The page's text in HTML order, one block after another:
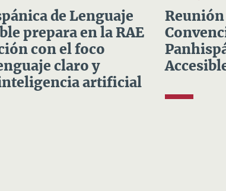
de Lenguaje
prepara en la RAE
con el foco
claro y
inteligencia artificial